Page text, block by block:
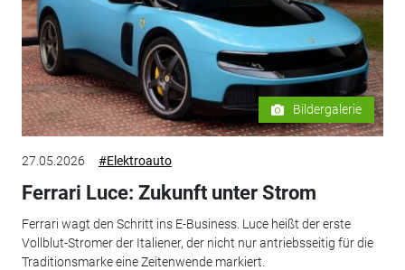
Bildergalerie
27.05.2026 #Elektroauto
Ferrari Luce: Zukunft unter Strom
Ferrari wagt den Schritt ins E-Business. Luce heißt der erste
Vollblut-Stromer der Italiener, der nicht nur antriebsseitig für die
Traditionsmarke eine Zeitenwende markiert.